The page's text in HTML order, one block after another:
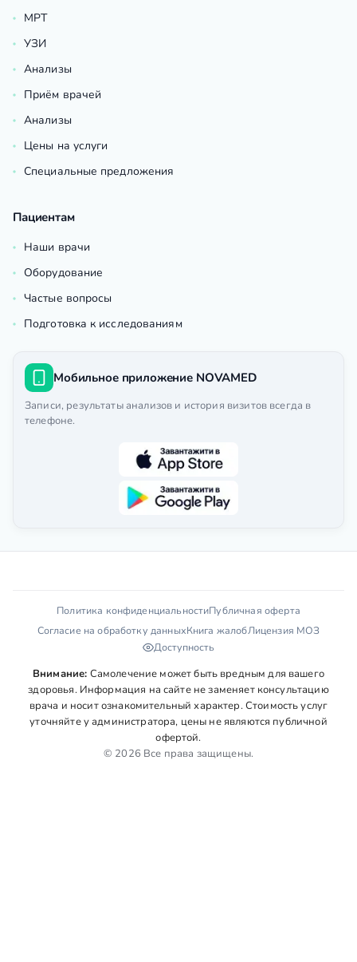
МРТ
УЗИ
Анализы
Приём врачей
Анализы
Цены на услуги
Специальные предложения
Пациентам
Наши врачи
Оборудование
Частые вопросы
Подготовка к исследованиям
Мобильное приложение NOVAMED
Записи, результаты анализов и история визитов всегда в
телефоне.
Политика конфиденциальностиПубличная оферта
Согласие на обработку данныхКнига жалобЛицензия МОЗ
Доступность
Внимание: Самолечение может быть вредным для вашего
здоровья. Информация на сайте не заменяет консультацию
врача и носит ознакомительный характер. Стоимость услуг
уточняйте у администратора, цены не являются публичной
офертой.
© 2026 Все права защищены.